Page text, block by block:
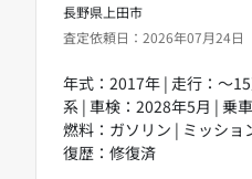
長野県上田市
査定依頼日：2026年07月24日
年式：2017年 | 走行：～
系 | 車検：2028年5月 | 乗
燃料：ガソリン | ミッショ
復歴：修復済